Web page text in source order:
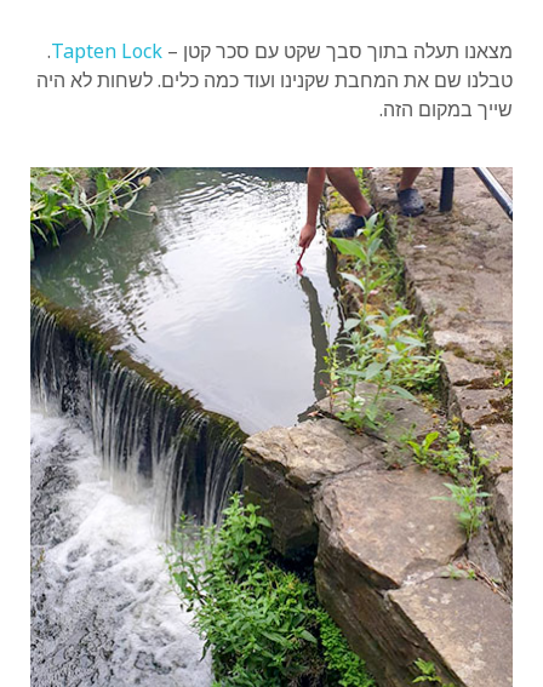
מצאנו תעלה בתוך סבך שקט עם סכר קטן – Tapten Lock
.
טבלנו שם את המחבת שקנינו ועוד כמה כלים. לשחות לא היה
שייך במקום הזה.